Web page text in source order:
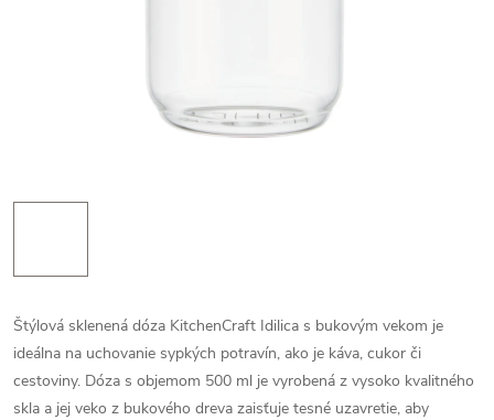
Štýlová sklenená dóza KitchenCraft Idilica s bukovým vekom je
ideálna na uchovanie sypkých potravín, ako je káva, cukor či
cestoviny. Dóza s objemom 500 ml je vyrobená z vysoko kvalitného
skla a jej veko z bukového dreva zaisťuje tesné uzavretie, aby